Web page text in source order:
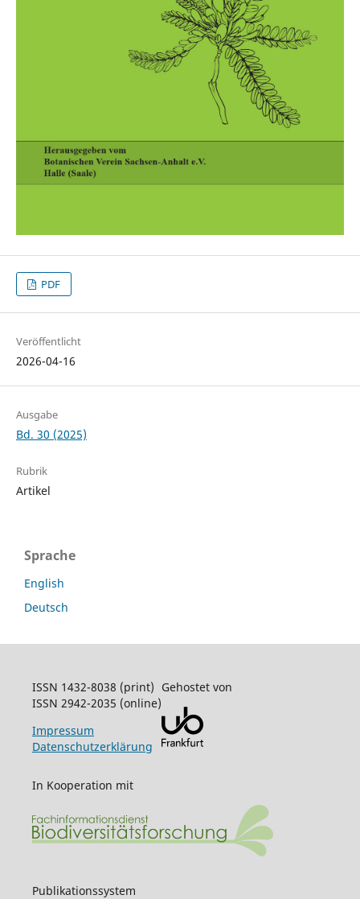
PDF
Veröffentlicht
2026-04-16
Ausgabe
Bd. 30 (2025)
Rubrik
Artikel
Sprache
English
Deutsch
ISSN 1432-8038 (print)
ISSN 2942-2035 (online)
Impressum
Datenschutzerklärung
Gehostet von
In Kooperation mit
Publikationssystem